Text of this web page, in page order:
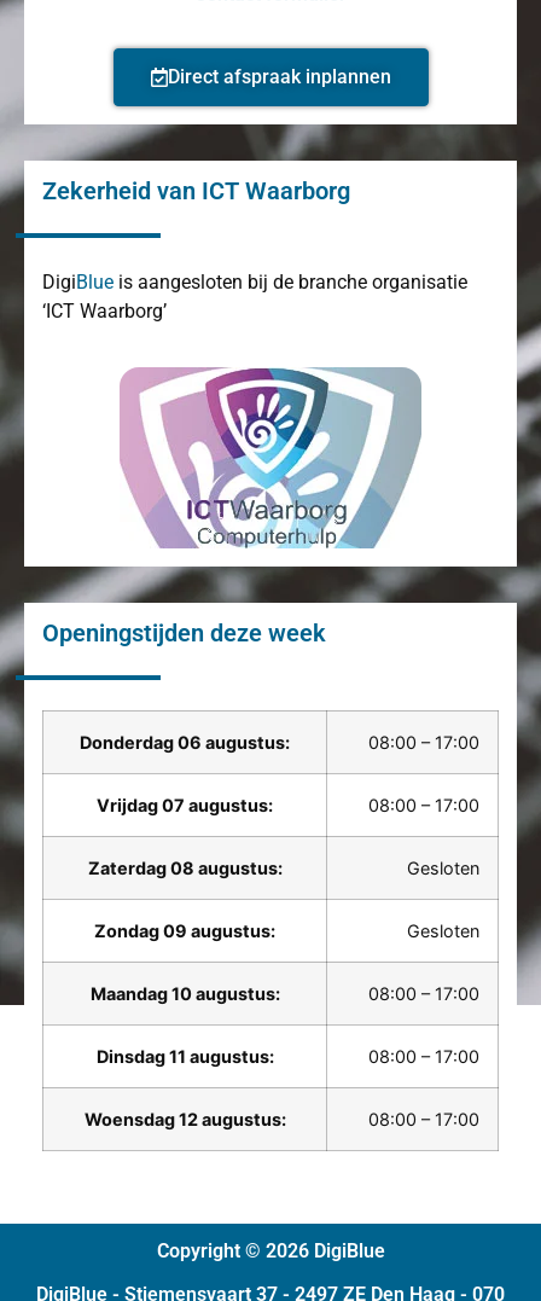
Direct afspraak inplannen
Zekerheid van ICT Waarborg
DigiBlue is aangesloten bij de branche organisatie
‘ICT Waarborg’
Openingstijden deze week
Donderdag 06 augustus: 08:00 – 17:00
Vrijdag 07 augustus: 08:00 – 17:00
Zaterdag 08 augustus: Gesloten
Zondag 09 augustus: Gesloten
Maandag 10 augustus: 08:00 – 17:00
Dinsdag 11 augustus: 08:00 – 17:00
Woensdag 12 augustus: 08:00 – 17:00
Copyright © 2026 DigiBlue
DigiBlue - Stiemensvaart 37 - 2497 ZE Den Haag - 070